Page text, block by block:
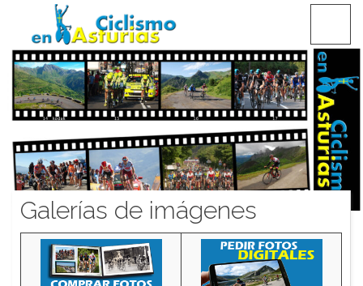
CICLISMO EN ASTURIAS
Galerías de imágenes